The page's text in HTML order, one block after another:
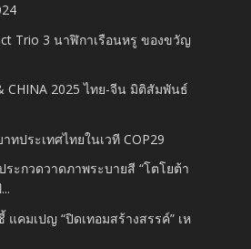
Trio 3 นาฬิกาเรือนหรู ของขวัญ
CHINA 2025 ไทย-จีน มิติสัมพันธ์
ทประเทศไทยในเวที COP29
ระกวดวาดภาพระบายสี “โตโยต้า
แคมเปญ “ปิดเทอมสร้างสรรค์” เห